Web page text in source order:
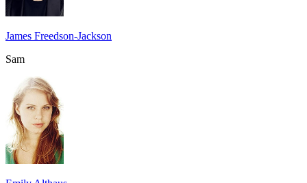
James Freedson-Jackson
Sam